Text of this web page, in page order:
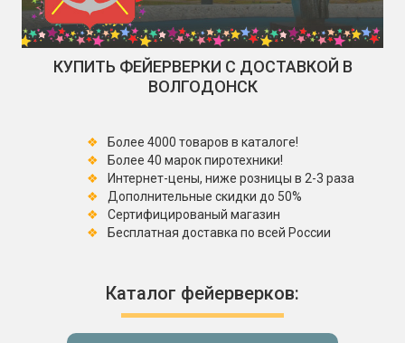
КУПИТЬ ФЕЙЕРВЕРКИ С ДОСТАВКОЙ В
ВОЛГОДОНСК
Более 4000 товаров в каталоге!
Более 40 марок пиротехники!
Интернет-цены, ниже розницы в 2-3 раза
Дополнительные скидки до 50%
Сертифицированый магазин
Бесплатная доставка по всей России
Каталог фейерверков: